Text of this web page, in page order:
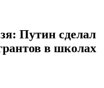
Путин сделал
в школах